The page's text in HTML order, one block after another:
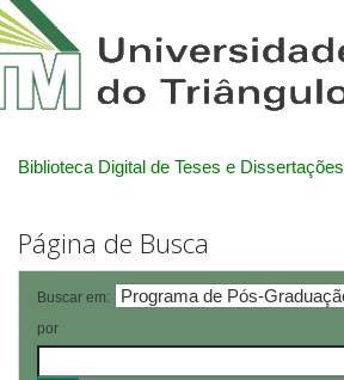
Biblioteca Digital de Teses e Dissertações
Página de Busca
Buscar em:
por